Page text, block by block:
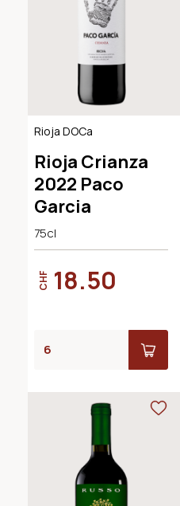
Rioja DOCa
Rioja Crianza
2022 Paco
Garcia
75cl
CHF 18.50